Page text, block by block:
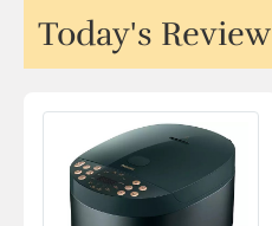
Today's Review